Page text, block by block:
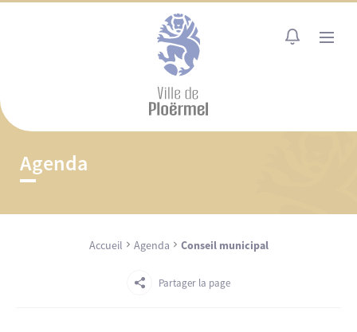
Agenda
Accueil Agenda Conseil municipal
Partager la page